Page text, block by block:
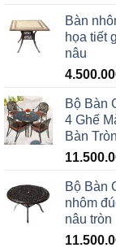
Bàn
họa tiết
nâu
Bộ Bàn
4 Ghế
Bàn Tròn
Bộ Bàn
nhôm
nâu tròn